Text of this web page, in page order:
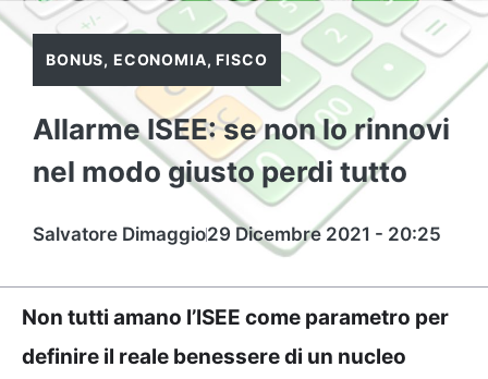
BONUS, ECONOMIA,FISCO
Allarme ISEE: se non lo rinnovi
nel modo giusto perdi tutto
Salvatore Dimaggio29 Dicembre 2021 - 20:25
Non tutti amano l’ISEE come parametro per
definire il reale benessere di un nucleo